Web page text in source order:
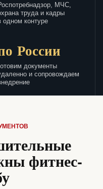
МЧС,
труда и кадры
одном контуре
России
документы
и сопровождаем
фитнес-